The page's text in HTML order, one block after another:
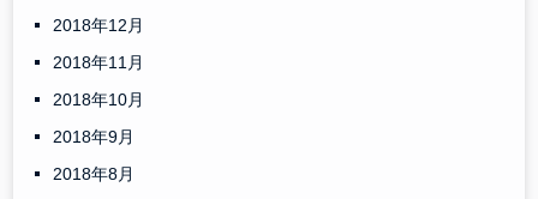
2018年12月
2018年11月
2018年10月
2018年9月
2018年8月